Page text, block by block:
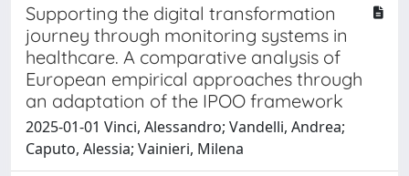
Supporting the digital transformation
journey through monitoring systems in
healthcare. A comparative analysis of
European empirical approaches through
an adaptation of the IPOO framework
2025-01-01 Vinci, Alessandro; Vandelli, Andrea;
Caputo, Alessia; Vainieri, Milena